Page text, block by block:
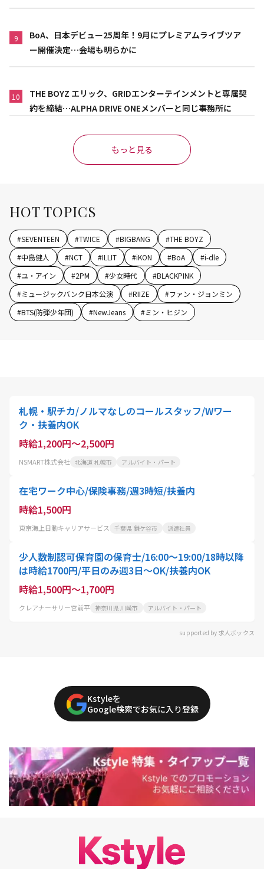
9
BoA、日本デビュー25周年！9月にプレミアムライブツア
ー開催決定…会場も明らかに
10
THE BOYZ エリック、GRIDエンターテインメントと専属契
約を締結…ALPHA DRIVE ONEメンバーと同じ事務所に
もっと見る
HOT TOPICS
#SEVENTEEN #TWICE #BIGBANG #THE BOYZ
#中島健人 #NCT #ILLIT #iKON #BoA #i-dle
#ユ・アイン #2PM #少女時代 #BLACKPINK
#ミュージックバンク日本公演 #RIIZE #ファン・ジョンミン
#BTS(防弾少年団) #NewJeans #ミン・ヒジン
札幌・駅チカ/ノルマなしのコールスタッフ/Wワー
ク・扶養内OK
時給1,200円～2,500円
NSMART株式会社 北海道 札幌市 アルバイト・パート
在宅ワーク中心/保険事務/週3時短/扶養内
時給1,500円
東京海上日動キャリアサービス 千葉県 鎌ケ谷市 派遣社員
少人数制認可保育園の保育士/16:00～19:00/18時以降
は時給1700円/平日のみ週3日～OK/扶養内OK
時給1,500円～1,700円
クレアナーサリー宮前平 神奈川県 川崎市 アルバイト・パート
supported by 求人ボックス
Kstyleを
Google検索でお気に入り登録